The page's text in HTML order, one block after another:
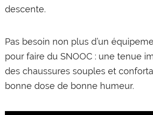
descente.
Pas besoin non plus d’un
pour faire du SNOOC : une tenue
des chaussures souples et
bonne dose de bonne humeur.